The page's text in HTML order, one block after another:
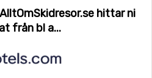
hittar ni
från bl a...